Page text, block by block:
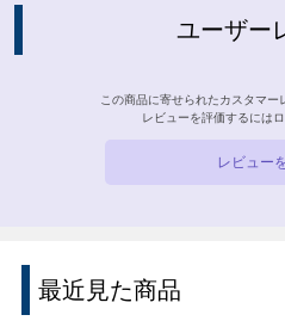
ユーザー
この商品に寄せられたカスタマー
レビューを評価するには
レビュー
最近見た商品